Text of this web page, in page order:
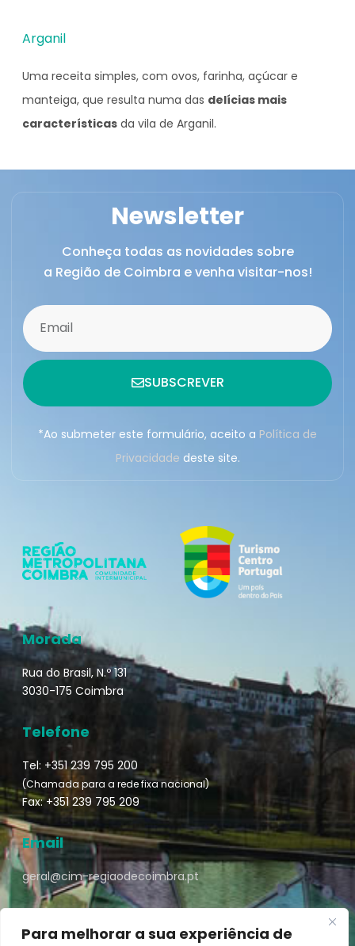
Para melhorar a sua experiência de
Arganil
Uma receita simples, com ovos, farinha, açúcar e
manteiga, que resulta numa das delícias mais
características da vila de Arganil.
Newsletter
Conheça todas as novidades sobre
a Região de Coimbra e venha visitar-nos!
SUBSCREVER
*Ao submeter este formulário, aceito a Política de
Privacidade deste site.
Morada
Rua do Brasil, N.º 131
3030-175 Coimbra
Telefone
Tel: +351 239 795 200
(Chamada para a rede fixa nacional)
Fax: +351 239 795 209
Email
geral@cim-regiaodecoimbra.pt